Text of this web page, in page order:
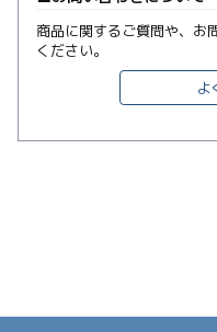
商品に関するご質問や、お
ください。
よ